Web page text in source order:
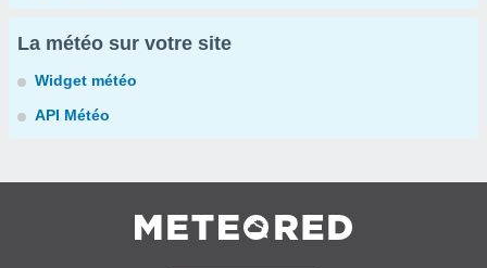
La météo sur votre site
Widget météo
API Météo